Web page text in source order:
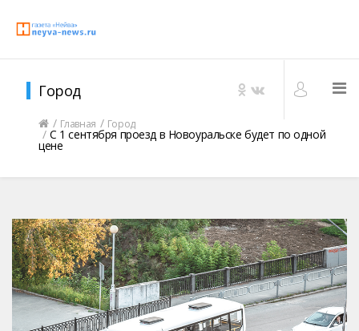
Город
Главная Город
С 1 сентября проезд в Новоуральске будет по одной
цене